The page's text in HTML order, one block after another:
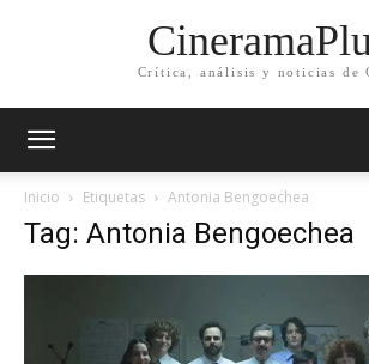
Crítica, análisis y noticias de
Inicio Etiquetas Antonia Bengoechea
Tag: Antonia Bengoechea